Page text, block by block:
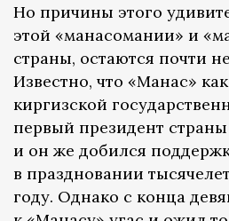
Но причины этого
этой «манасомании» и
страны, остаются почти
Известно, что «Манас»
киргизской
первый президент страны
и он же добился
в праздновании
году. Однако с конца